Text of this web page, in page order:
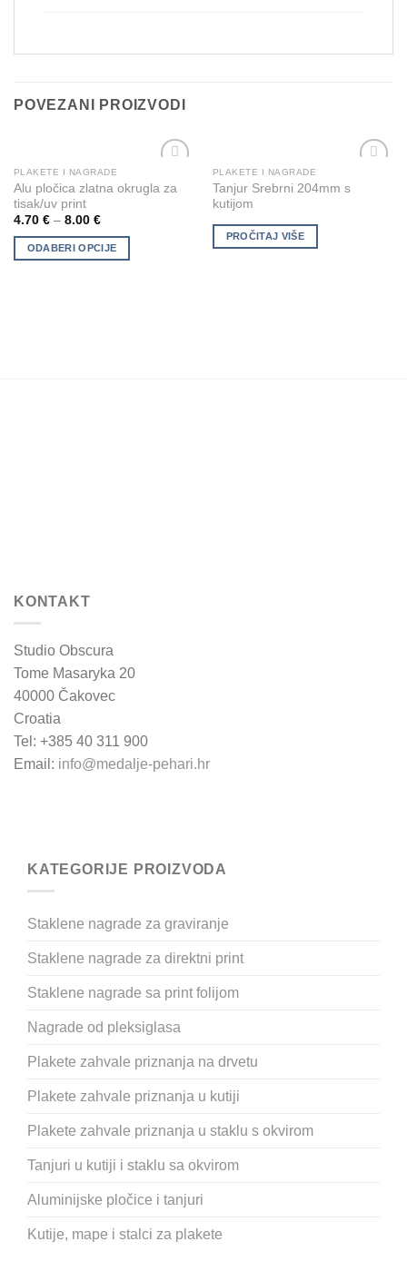
POVEZANI PROIZVODI
Wishlist
PLAKETE I NAGRADE
Alu pločica zlatna okrugla za
tisak/uv print
4.70 €– 8.00 €
ODABERI OPCIJE
This
product
has
variants.
Wishlist
PLAKETE I NAGRADE
Tanjur Srebrni 204mm s
kutijom
PROČITAJ VIŠE
KONTAKT
Studio Obscura
Tome Masaryka 20
40000 Čakovec
Croatia
Tel: +385 40 311 900
Email: info@medalje-pehari.hr
KATEGORIJE PROIZVODA
Staklene nagrade za graviranje
Staklene nagrade za direktni print
Staklene nagrade sa print folijom
Nagrade od pleksiglasa
Plakete zahvale priznanja na drvetu
Plakete zahvale priznanja u kutiji
Plakete zahvale priznanja u staklu s okvirom
Tanjuri u kutiji i staklu sa okvirom
Aluminijske pločice i tanjuri
Kutije, mape i stalci za plakete